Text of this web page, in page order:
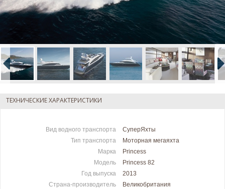
ТЕХНИЧЕСКИЕ ХАРАКТЕРИСТИКИ
Вид водного транспорта
СуперЯхты
Тип транспорта
Моторная мегаяхта
Марка
Princess
Модель
Princess 82
Год выпуска
2013
Страна-производитель
Великобритания